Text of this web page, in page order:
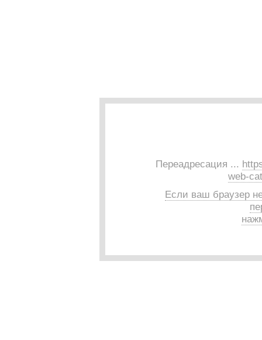
Переадресация ...
web-
Если ваш браузер